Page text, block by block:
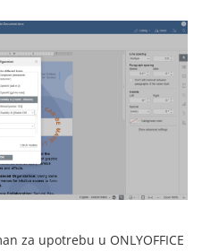
za upotrebu u ONLYOFFICE